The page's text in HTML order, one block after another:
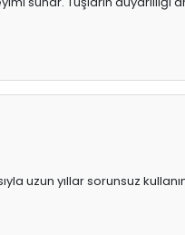
uzun yıllar sorunsuz